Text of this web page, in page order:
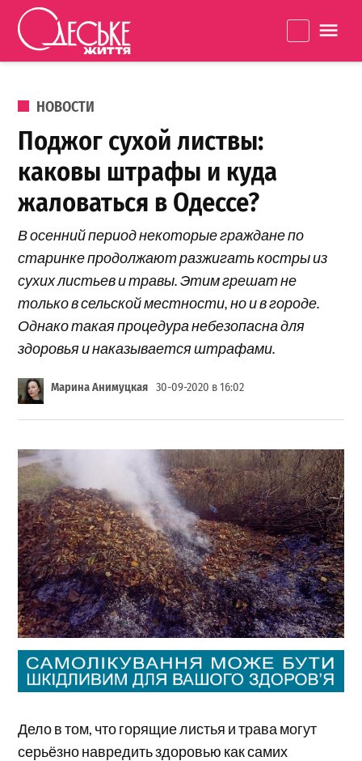
Перейти к содержанию
життя
ОПУБЛИКОВАНО В
НОВОСТИ
Поджог сухой листвы:
каковы штрафы и куда
жаловаться в Одессе?
В осенний период некоторые граждане по
старинке продолжают разжигать костры из
сухих листьев и травы. Этим грешат не
только в сельской местности, но и в городе.
Однако такая процедура небезопасна для
здоровья и наказывается штрафами.
Марина Анимуцкая 30-09-2020 в 16:02
Дело в том, что горящие листья и трава могут
серьёзно навредить здоровью как самих